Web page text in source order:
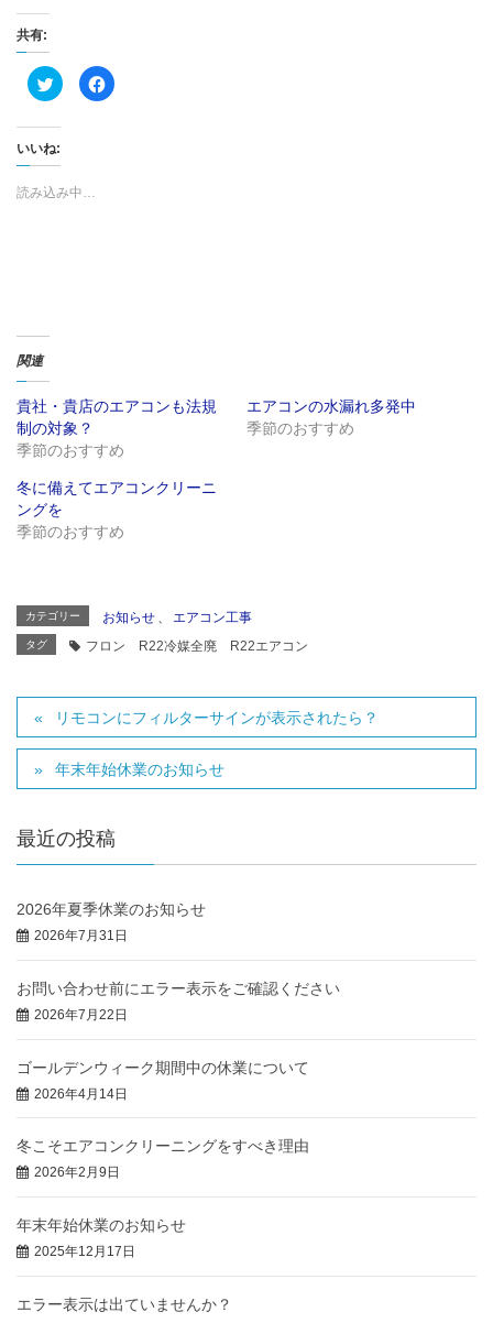
共有:
ク
リ
し
て
T
w
t
ウ
で
開
き
ま
す
F
a
(
い
ウ
ン
で
開
いいね:
読み込み中…
関連
貴社・貴店のエアコンも法規
制の対象？
季節のおすすめ
エアコンの水漏れ多発中
季節のおすすめ
冬に備えてエアコンクリーニ
ングを
季節のおすすめ
カテゴリー お知らせ 、 エアコン工事
タグ フロン R22冷媒全廃 R22エアコン
リモコンにフィルターサインが表示されたら？
年末年始休業のお知らせ
最近の投稿
2026年夏季休業のお知らせ
2026年7月31日
お問い合わせ前にエラー表示をご確認ください
2026年7月22日
ゴールデンウィーク期間中の休業について
2026年4月14日
冬こそエアコンクリーニングをすべき理由
2026年2月9日
年末年始休業のお知らせ
2025年12月17日
エラー表示は出ていませんか？